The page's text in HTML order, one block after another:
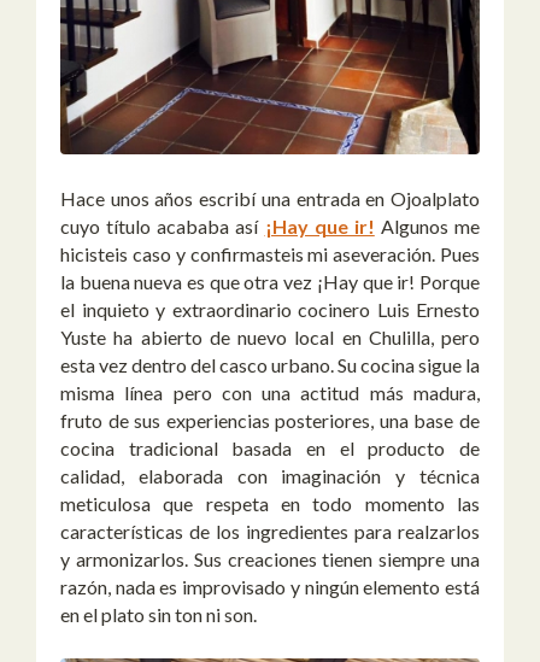
Hace unos años escribí una entrada en Ojoalplato
cuyo título acababa así ¡Hay que ir! Algunos me
hicisteis caso y confirmasteis mi aseveración. Pues
la buena nueva es que otra vez ¡Hay que ir! Porque
el inquieto y extraordinario cocinero Luis Ernesto
Yuste ha abierto de nuevo local en Chulilla, pero
esta vez dentro del casco urbano. Su cocina sigue la
misma línea pero con una actitud más madura,
fruto de sus experiencias posteriores, una base de
cocina tradicional basada en el producto de
calidad, elaborada con imaginación y técnica
meticulosa que respeta en todo momento las
características de los ingredientes para realzarlos
y armonizarlos. Sus creaciones tienen siempre una
razón, nada es improvisado y ningún elemento está
en el plato sin ton ni son.